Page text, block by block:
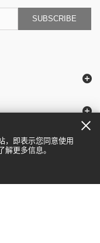
SUBSCRIBE
，即表示您同意使用
解更多信息。